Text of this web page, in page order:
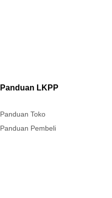
Panduan LKPP
Panduan Toko
Panduan Pembeli